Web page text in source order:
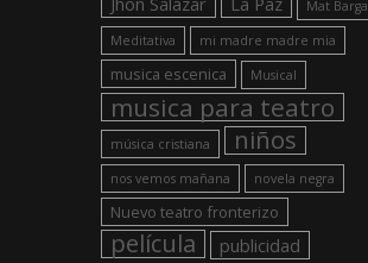
Mat Barga
Meditativa mi madre madre mia
musica escenica Musical
musica para teatro
música cristiana niños
nos vemos mañana novela negra
Nuevo teatro fronterizo
película publicidad